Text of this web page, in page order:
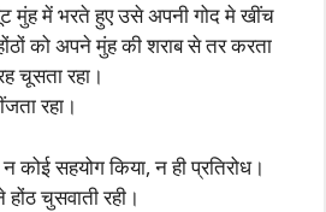
मुंह में भरते हुए उसे अपनी गोद मे खींच
को अपने मुंह की शराब से तर करता
चूसता रहा।
रहा।
सहयोग किया, न ही प्रतिरोध।
चुसवाती रही।